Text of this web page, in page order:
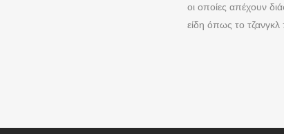
οι οποίες απέχουν
είδη όπως το τζανγκλ